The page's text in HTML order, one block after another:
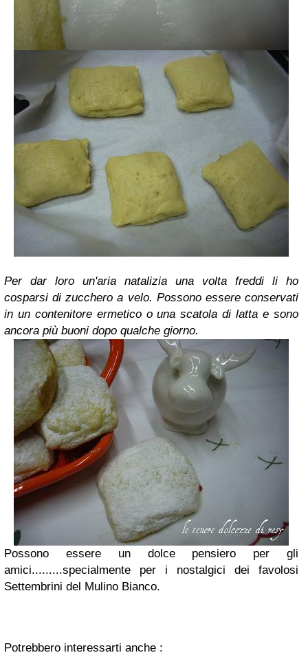
Per dar loro un'aria natalizia una volta freddi li ho
cosparsi di zucchero a velo. Possono essere conservati
in un contenitore ermetico o una scatola di latta e sono
ancora più buoni dopo qualche giorno.
Possono essere un dolce pensiero per gli
amici.........specialmente per i nostalgici dei favolosi
Settembrini del Mulino Bianco.
Potrebbero interessarti anche :